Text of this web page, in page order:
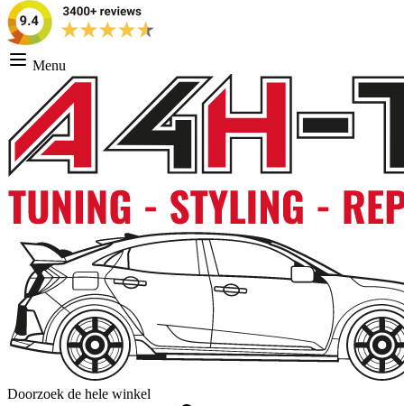
Menu
Doorzoek de hele winkel